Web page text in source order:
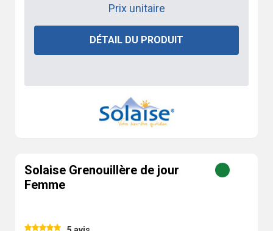
Prix unitaire
DÉTAIL DU PRODUIT
Solaise Grenouillère de jour
Femme